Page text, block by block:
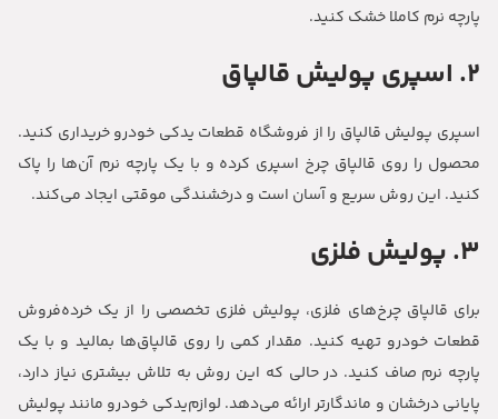
پارچه نرم کاملا خشک کنید.
2. اسپری پولیش قالپاق
اسپری پولیش قالپاق را از فروشگاه قطعات یدکی خودرو خریداری کنید.
محصول را روی قالپاق چرخ اسپری کرده و با یک پارچه نرم آن‌ها را پاک
کنید. این روش سریع و آسان است و درخشندگی موقتی ایجاد می‌کند.
3. پولیش فلزی
برای قالپاق چرخ‌های فلزی، پولیش فلزی تخصصی را از یک خرده‌فروش
قطعات خودرو تهیه کنید. مقدار کمی را روی قالپاق‌ها بمالید و با یک
پارچه نرم صاف کنید. در حالی که این روش به تلاش بیشتری نیاز دارد،
پایانی درخشان و ماندگارتر ارائه می‌دهد. لوازم‌یدکی خودرو مانند پولیش